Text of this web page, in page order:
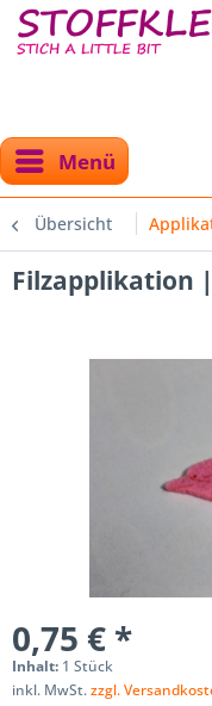
Menü
Übersicht
Filzapplikation
0,75 € *
Inhalt: 1 Stück
inkl. MwSt.zzgl.